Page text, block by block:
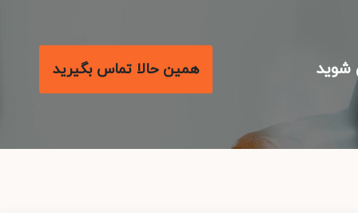
همین حالا تماس بگیرید